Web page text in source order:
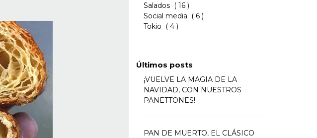
Salados( 16 )
Social media ( 6 )
Tokio ( 4 )
Últimos posts
¡VUELVE LA MAGIA DE LA
NAVIDAD, CON NUESTROS
PANETTONES!
PAN DE MUERTO, EL CLÁSICO